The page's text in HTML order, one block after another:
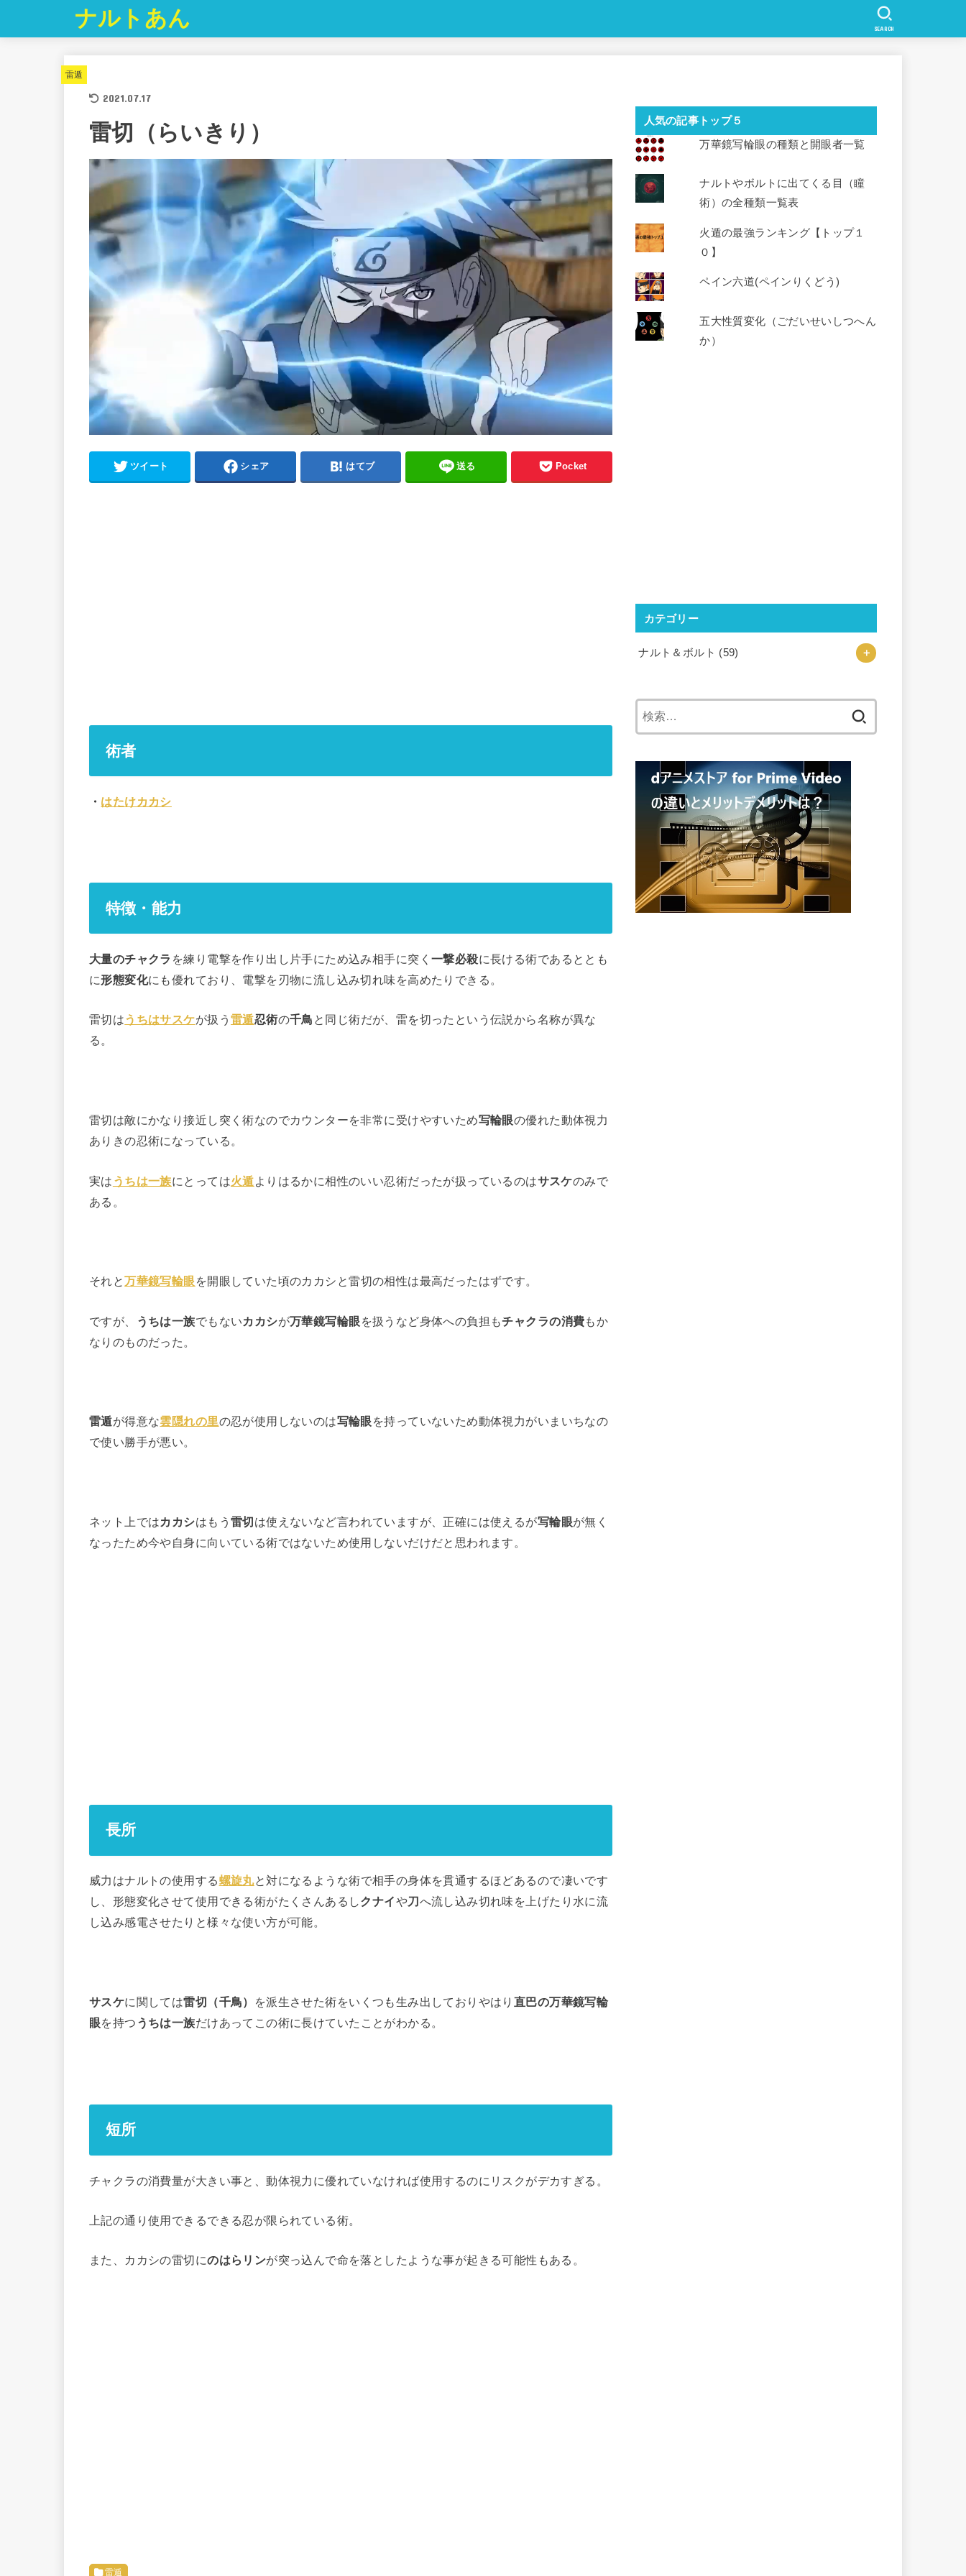
ナルトあん SEARCH
雷遁
2021.07.17
雷切（らいきり）
ツイート シェア はてブ 送る Pocket
術者
・ はたけカカシ
特徴・能力
大量のチャクラ を練り電撃を作り出し片手にため込み相手に突く 一撃必殺に長ける術であるととも
に形態変化にも優れており、電撃を刃物に流し込み切れ味を高めたりできる。
雷切はうちはサスケが扱う 雷遁忍術の千鳥 と同じ術だが、雷を切ったという伝説から名称が異な
る。
雷切は敵にかなり接近し突く術なのでカウンターを非常に受けやすいため写輪眼の優れた動体視力
ありきの忍術になっている。
実は うちは一族にとっては火遁 よりはるかに相性のいい忍術だったが扱っているのはサスケのみで
ある。
それと万華鏡写輪眼を開眼していた頃のカカシと雷切の相性は最高だったはずです。
ですが、 うちは一族でもないカカシが万華鏡写輪眼を扱うなど身体への負担もチャクラの消費もか
なりのものだった。
雷遁が得意な雲隠れの里の忍が使用しないのは写輪眼を持っていないため動体視力がいまいちなの
で使い勝手が悪い。
ネット上ではカカシはもう 雷切は使えないなど言われていますが、正確には使えるが写輪眼が無く
なったため今や自身に向いている術ではないため使用しないだけだと思われます。
長所
威力はナルトの使用する螺旋丸と対になるような術で相手の身体を貫通するほどあるので凄いです
し、形態変化させて使用できる術がたくさんあるしクナイや刀 へ流し込み切れ味を上げたり水に流
し込み感電させたりと様々な使い方が可能。
サスケに関しては雷切（千鳥） を派生させた術をいくつも生み出しておりやはり 直巴の万華鏡写輪
眼を持つ うちは一族だけあってこの術に長けていたことがわかる。
短所
チャクラの消費量が大きい事と、動体視力に優れていなければ使用するのにリスクがデカすぎる。
上記の通り使用できるできる忍が限られている術。
また、カカシの雷切にのはらリンが突っ込んで命を落としたような事が起きる可能性もある。
雷遁
人気の記事トップ５
万華鏡写輪眼の種類と開眼者一覧
ナルトやボルトに出てくる目（瞳
術）の全種類一覧表
火遁の最強ランキング【トップ１
０】
ペイン六道(ペインりくどう)
五大性質変化（ごだいせいしつへん
か）
カテゴリー
ナルト＆ボルト (59)